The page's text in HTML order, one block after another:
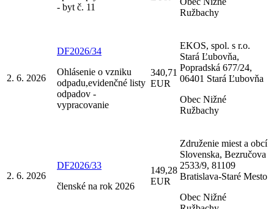
- byt č. 11
Ružbachy
2. 6. 2026
DF2026/34
Ohlásenie o vzniku
odpadu,evidenčné listy
odpadov -
vypracovanie
340,71
EUR
EKOS, spol. s r.o.
Stará Ľubovňa,
Popradská 677/24,
06401 Stará Ľubovňa
Obec Nižné
Ružbachy
2. 6. 2026
DF2026/33
členské na rok 2026
149,28
EUR
Združenie miest a obcí
Slovenska, Bezručova
2533/9, 81109
Bratislava-Staré Mesto
Obec Nižné